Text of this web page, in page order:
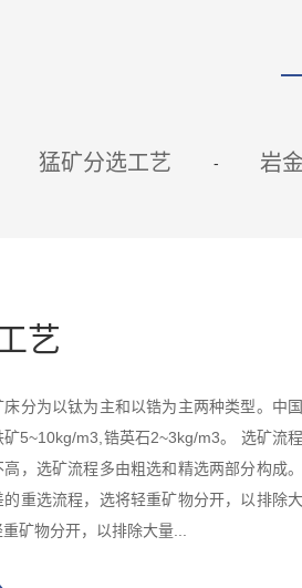
猛矿分选工艺 岩
艺
床分为以钛为主和以锆为主两种类型。中
5~10kg/m3,锆英石2~3kg/m3。 选矿流
高，选矿流程多由粗选和精选两部分构成
的重选流程，选将轻重矿物分开，以排除
矿物分开，以排除大量...